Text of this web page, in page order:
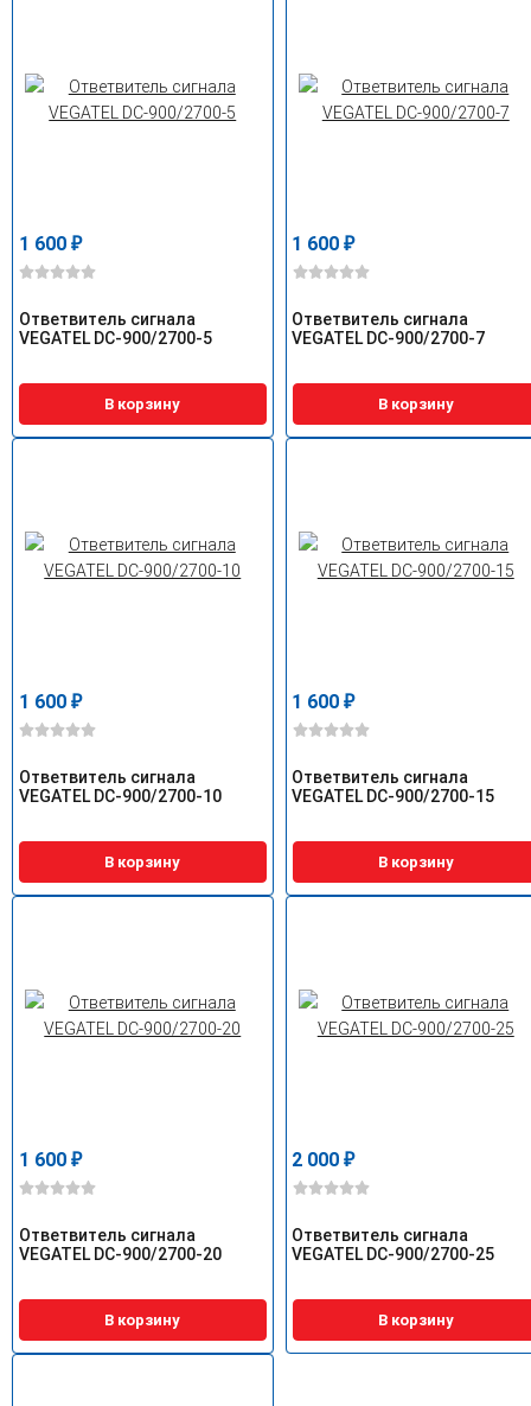
1 600 ₽
Ответвитель сигнала
VEGATEL DC-900/2700-5
В корзину
1 600₽
Ответвитель сигнала
VEGATEL DC-900/2700-7
В корзину
1 600 ₽
Ответвитель сигнала
VEGATEL DC-900/2700-10
В корзину
1 600₽
Ответвитель сигнала
VEGATEL DC-900/2700-15
В корзину
1 600 ₽
Ответвитель сигнала
VEGATEL DC-900/2700-20
В корзину
2 000₽
Ответвитель сигнала
VEGATEL DC-900/2700-25
В корзину